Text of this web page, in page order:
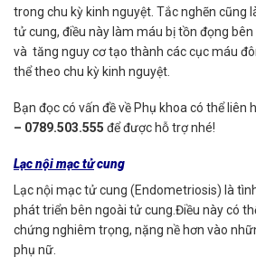
trong chu kỳ kinh nguyệt. Tắc nghẽn cũng
tử cung, điều này làm máu bị tồn đọng
và tăng nguy cơ tạo thành các cục máu
thể theo chu kỳ kinh nguyệt.
Bạn đọc có vấn đề về Phụ khoa có thể liên
– 0789.503.555 để được hỗ trợ nhé!
Lạc nội mạc tửcung
Lạc nội mạc tử cung (Endometriosis) là
phát triển bên ngoài tử cung.Điều này có
chứng nghiêm trọng, nặng nề hơn vào
phụ nữ.